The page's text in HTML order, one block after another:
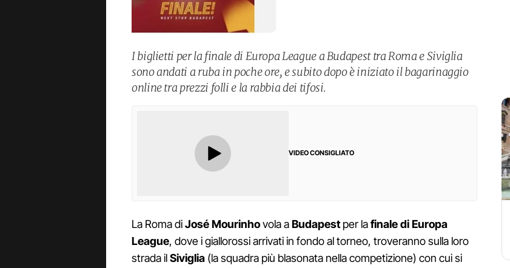
I biglietti per la finale di Europa League a Budapest tra Roma e Siviglia
sono andati a ruba in poche ore, e subito dopo è iniziato il bagarinaggio
online tra prezzi folli e la rabbia dei tifosi.
VIDEO CONSIGLIATO
La Roma diJosé Mourinhovola aBudapest per lafinale di Europa
League, dove i giallorossi arrivati in fondo al torneo, troveranno sulla loro
strada ilSiviglia (la squadra più blasonata nella competizione) con cui si